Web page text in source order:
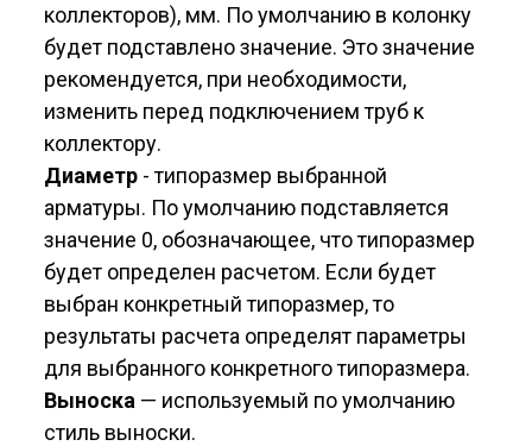
коллекторов), мм. По умолчанию в колонку
будет подставлено значение. Это значение
рекомендуется, при необходимости,
изменить перед подключением труб к
коллектору.
Диаметр - типоразмер выбранной
арматуры. По умолчанию подставляется
значение 0, обозначающее, что типоразмер
будет определен расчетом. Если будет
выбран конкретный типоразмер, то
результаты расчета определят параметры
для выбранного конкретного типоразмера.
Выноска — используемый по умолчанию
стиль выноски.